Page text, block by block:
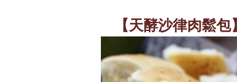
【天酵沙律肉鬆包】